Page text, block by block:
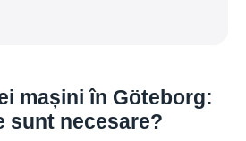
mașini în Göteborg:
sunt necesare?